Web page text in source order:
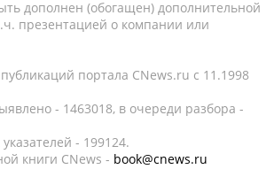
дополнен (обогащен) дополнительной
презентацией о компании или
портала CNews.ru c 11.1998
- 1463018, в очереди разбора -
- 199124.
книги CNews - book@cnews.ru